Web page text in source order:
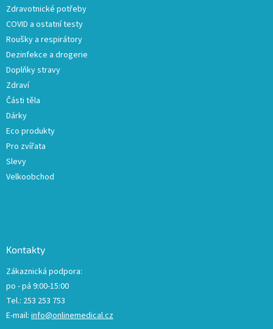
Zdravotnické potřeby
COVID a ostatní testy
Roušky a respirátory
Dezinfekce a drogerie
Doplňky stravy
Zdraví
Části těla
Dárky
Eco produkty
Pro zvířata
Slevy
Velkoobchod
Kontakty
Zákaznická podpora:
po - pá 9:00-15:00
Tel.: 253 253 753
E-mail: info@onlinemedical.cz